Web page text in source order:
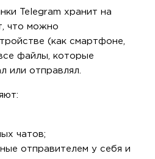
Telegram хранит на
что можно
(как смартфоне,
файлы, которые
или отправлял.
чатов;
отправителем у себя и